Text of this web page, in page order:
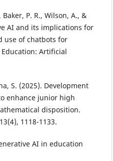
P. R., Wilson, A., &
AI and its implications for
use of chatbots for
Artificial
S. (2025). Development
enhance junior high
disposition.
1118-1133.
AI in education